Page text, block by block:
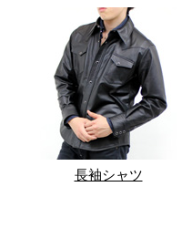
長袖シャツ